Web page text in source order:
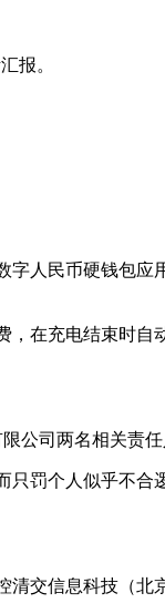
报。
人民币硬钱包应
在充电结束时自
公司两名相关责任
罚个人似乎不合
清交信息科技（北